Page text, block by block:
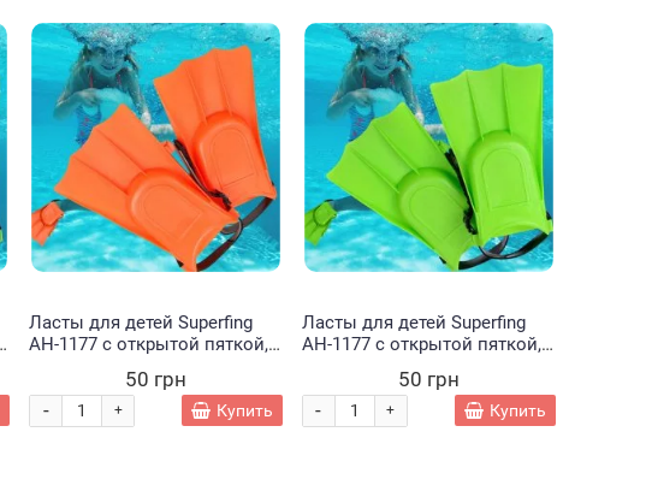
Хит Нет в наличии
Ласты для детей Superfing
AH-1177 с открытой пяткой,
50 грн
+
- Купить
Ласты для детей Superfing
AH-1177 с открытой пяткой,
50 грн
+
- Купить